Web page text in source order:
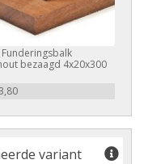
bezaagd 4x20x300
variant